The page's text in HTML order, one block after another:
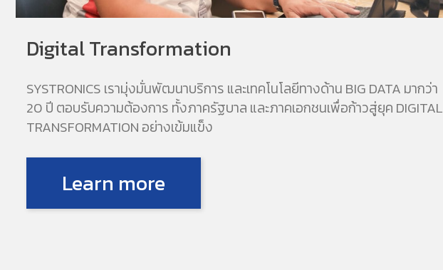
Digital Transformation
SYSTRONICS เรามุ่งมั่นพัฒนาบริการ และเทคโนโลยีทางด้าน BIG DATA มากว่า
20 ปี ตอบรับความต้องการ ทั้งภาครัฐบาล และภาคเอกชนเพื่อก้าวสู่ยุค DIGITAL
TRANSFORMATION อย่างเข้มแข็ง
Learn more